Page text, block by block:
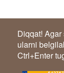
Diqqat!
ularni
Ctrl+Enter